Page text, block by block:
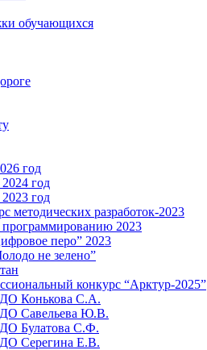
обучающихся
год
год
год
методических разработок-2023
программированию 2023
перо” 2023
не зелено”
конкурс “Арктур-2025”
Конькова С.А.
Савельева Ю.В.
Булатова С.Ф.
Серегина Е.В.